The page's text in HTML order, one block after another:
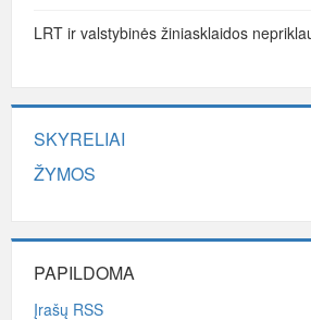
LRT ir valstybinės žiniasklaidos
SKYRELIAI
ŽYMOS
PAPILDOMA
Įrašų RSS